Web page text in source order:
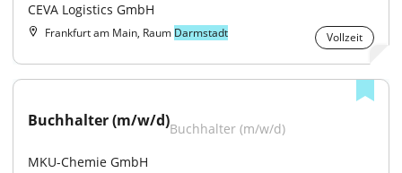
CEVA Logistics GmbH
Frankfurt am Main, Raum Darmstadt Vollzeit
Buchhalter (m/w/d)Buchhalter (m/w/d)
MKU-Chemie GmbH